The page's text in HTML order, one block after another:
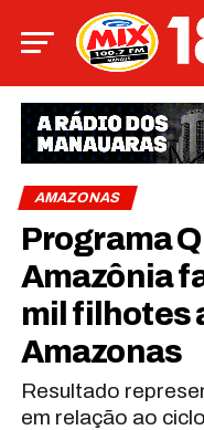
AMAZONAS
Programa
Amazônia
mil filhotes
Amazonas
Resultado
em relação ao